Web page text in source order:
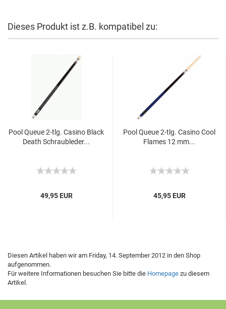
Dieses Produkt ist z.B. kompatibel zu:
Pool Queue 2-tlg. Ca­si­no Black
Death Schraub­le­der...
49,95 EUR
Pool Queue 2-tlg. Ca­si­no Cool
Fla­mes 12 mm...
45,95 EUR
Diesen Artikel haben wir am Friday, 14. September 2012 in den Shop
aufgenommen.
Für weitere Informationen besuchen Sie bitte die Homepage zu diesem
Artikel.